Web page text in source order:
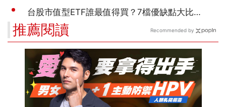
推薦閱讀 Recommended by